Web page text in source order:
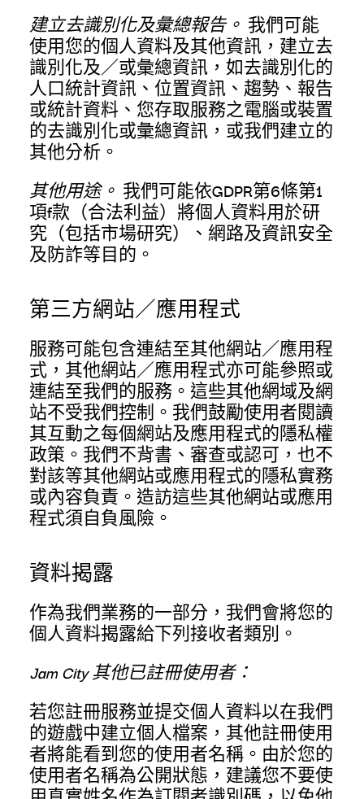
建立去識別化及彙總報告。 我們可能
使用您的個人資料及其他資訊，建立去
識別化及／或彙總資訊，如去識別化的
人口統計資訊、位置資訊、趨勢、報告
或統計資料、您存取服務之電腦或裝置
的去識別化或彙總資訊，或我們建立的
其他分析。
其他用途。 我們可能依GDPR第6條第1
項f款（合法利益）將個人資料用於研
究（包括市場研究）、網路及資訊安全
及防詐等目的。
第三方網站／應用程式
服務可能包含連結至其他網站／應用程
式，其他網站／應用程式亦可能參照或
連結至我們的服務。這些其他網域及網
站不受我們控制。我們鼓勵使用者閱讀
其互動之每個網站及應用程式的隱私權
政策。我們不背書、審查或認可，也不
對該等其他網站或應用程式的隱私實務
或內容負責。造訪這些其他網站或應用
程式須自負風險。
資料揭露
作為我們業務的一部分，我們會將您的
個人資料揭露給下列接收者類別。
Jam City 其他已註冊使用者：
若您註冊服務並提交個人資料以在我們
的遊戲中建立個人檔案，其他註冊使用
者將能看到您的使用者名稱。由於您的
使用者名稱為公開狀態，建議您不要使